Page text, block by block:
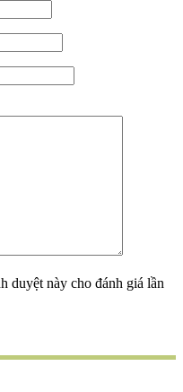
duyệt này cho đánh giá lần